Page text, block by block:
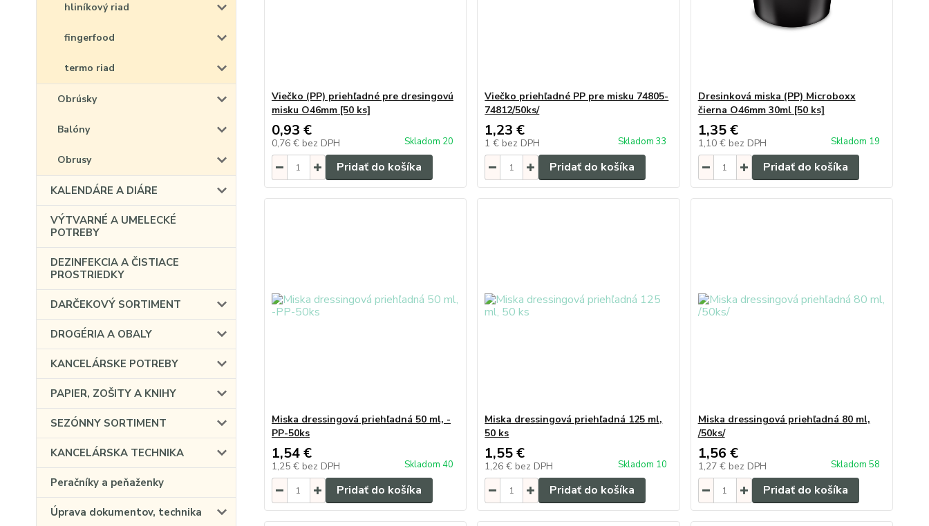
hliníkový riad
fingerfood
termo riad
Obrúsky
Balóny
Obrusy
KALENDÁRE A DIÁRE
VÝTVARNÉ A UMELECKÉ
POTREBY
DEZINFEKCIA A ČISTIACE
PROSTRIEDKY
DARČEKOVÝ SORTIMENT
DROGÉRIA A OBALY
KANCELÁRSKE POTREBY
PAPIER, ZOŠITY A KNIHY
SEZÓNNY SORTIMENT
KANCELÁRSKA TECHNIKA
Peračníky a peňaženky
Úprava dokumentov, technika
Viečko (PP) priehľadné pre dresingovú
misku O46mm [50 ks]
0,93 €
0,76 € bez DPH Skladom 20
Pridať do košíka
Viečko priehľadné PP pre misku 74805-
74812/50ks/
1,23 €
1 € bez DPH Skladom 33
Pridať do košíka
Dresinková miska (PP) Microboxx
čierna O46mm 30ml [50 ks]
1,35 €
1,10 € bez DPH Skladom 19
Pridať do košíka
Miska dressingová priehľadná 50 ml, -
PP-50ks
1,54 €
1,25 € bez DPH Skladom 40
Pridať do košíka
Miska dressingová priehľadná 125 ml,
50 ks
1,55 €
1,26 € bez DPH Skladom 10
Pridať do košíka
Miska dressingová priehľadná 80 ml,
/50ks/
1,56 €
1,27 € bez DPH Skladom 58
Pridať do košíka